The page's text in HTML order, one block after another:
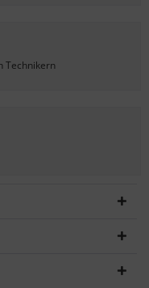
Technikern